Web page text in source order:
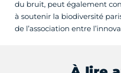
du bruit, peut également
à soutenir la biodiversité
de l’association entre